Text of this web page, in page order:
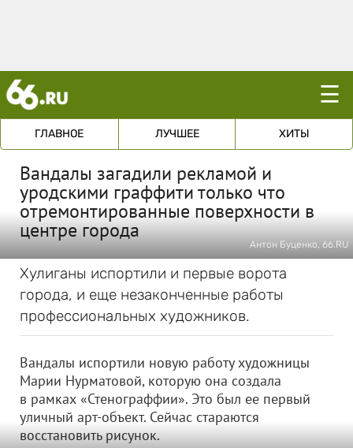
☰
ГЛАВНОЕ ЛУЧШЕЕ ХИТЫ
Вандалы загадили рекламой и
уродскими граффити только что
отремонтированные поверхности в
центре города
Антон Буценко, 66.RU
Хулиганы испортили и первые ворота
города, и еще незаконченные работы
профессиональных художников.
Вандалы испортили новую работу художницы
Марии Нурматовой, которую она создала
в рамках «Стенограффии». Это был ее первый
уличный арт-объект. Сейчас стараются
восстановить рисунок.